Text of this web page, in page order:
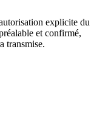
explicite du
et confirmé,
transmise.